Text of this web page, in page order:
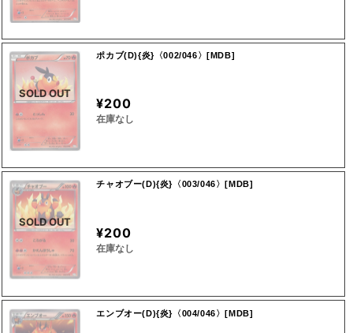
SOLD OUT
ポカブ(D){炎}〈002/046〉[MDB]
¥200
在庫なし
SOLD OUT
チャオブー(D){炎}〈003/046〉[MDB]
¥200
在庫なし
エンブオー(D){炎}〈004/046〉[MDB]